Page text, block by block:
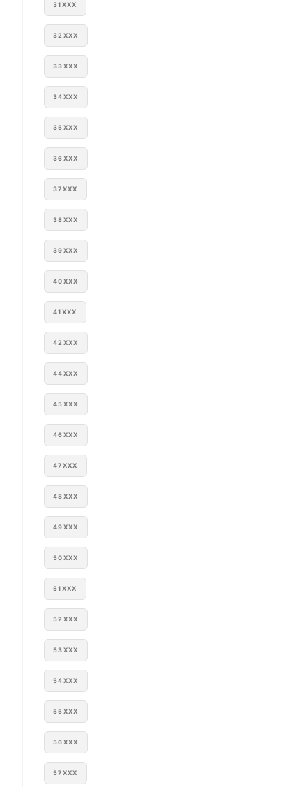
31XXX
32XXX
33XXX
34XXX
35XXX
36XXX
37XXX
38XXX
39XXX
40XXX
41XXX
42XXX
44XXX
45XXX
46XXX
47XXX
48XXX
49XXX
50XXX
51XXX
52XXX
53XXX
54XXX
55XXX
56XXX
57XXX